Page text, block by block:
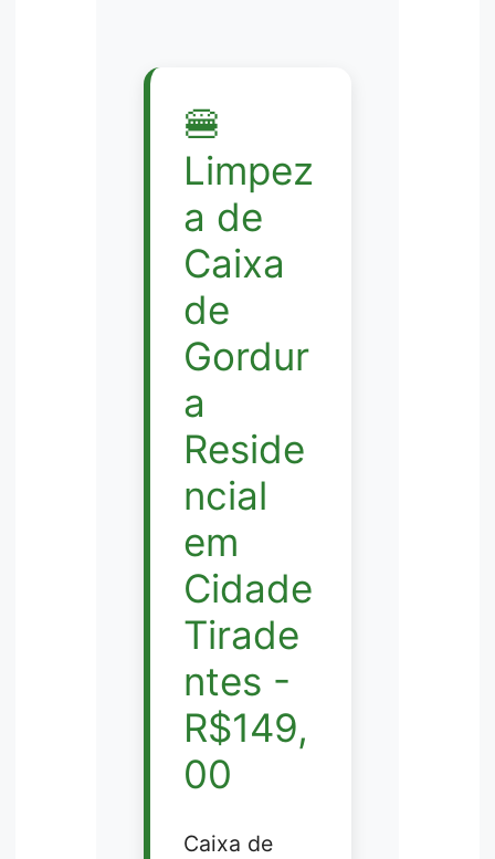
🍔
Limpez
a de
Caixa
de
Gordur
a
Reside
ncial
em
Cidade
Tirade
ntes -
R$149,
00
Caixa de